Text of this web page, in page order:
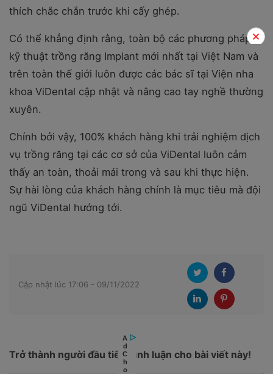
thích chắc chắn trước khi cấy ghép.
Có thể khẳng định rằng, toàn bộ các phương pháp,
kỹ thuật trồng răng Implant mới nhất tại Việt Nam và
trên toàn thế giới luôn được các bác sĩ tại Viện nha
khoa ViDental cập nhật và nâng cao tay nghề thường
xuyên.
Chính bởi vậy, 100% khách hàng khi trải nghiệm dịch
vụ trồng răng tại các cơ sở của ViDental luôn cảm
thấy an toàn, thoải mái trong và sau khi thực hiện.
Sự hài lòng của khách hàng chính là mục tiêu mà đội
ngũ ViDental hướng tới.
Cập nhật lúc 17:06 - 09/11/2022
Trở thành người đầu tiên bình luận cho bài viết này!